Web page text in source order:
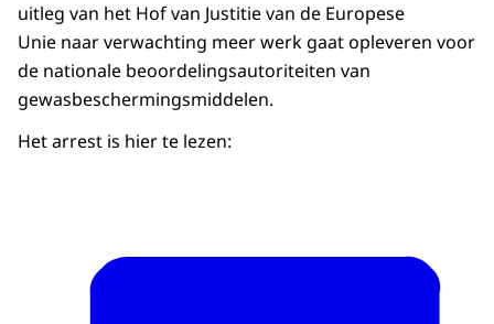
uitleg van het Hof van Justitie van de Europese
Unie naar verwachting meer werk gaat opleveren voor
de nationale beoordelingsautoriteiten van
gewasbeschermingsmiddelen.
Het arrest is hier te lezen: